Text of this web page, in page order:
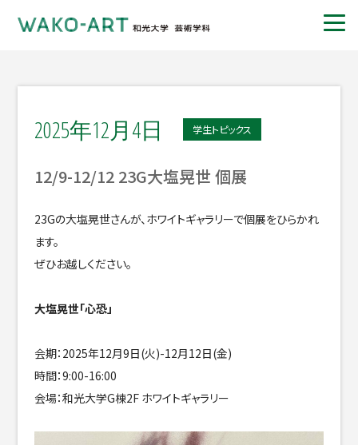
2025年12月4日 学生トピックス
12/9-12/12 23G大塩晃世 個展
23Gの大塩晃世さんが、ホワイトギャラリーで個展をひらかれ
ます。
ぜひお越しください。
大塩晃世「心恐」
会期：2025年12月9日(火)-12月12日(金)
時間：9:00-16:00
会場：和光大学G棟2F ホワイトギャラリー